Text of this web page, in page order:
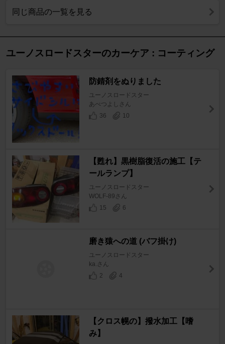
同じ商品の一覧を見る
ユーノスロードスターのカーケア : コーティング
防錆剤をぬりました
ユーノスロードスター
あべつよしさん
36
10
【甦れ】黒樹脂復活の施工【テ
ールランプ】
ユーノスロードスター
WOLF-89さん
15
6
磨き猿への道 (バフ掛け)
ユーノスロードスター
ka.さん
2
4
【クロス幌の】撥水加工【嗜
み】